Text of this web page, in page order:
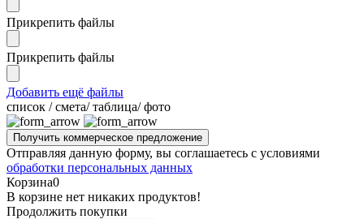
Прикрепить файлы
Прикрепить файлы
Добавить ещё файлы
cписок / смета/ таблица/ фото
Отправляя данную форму, вы соглашаетесь с условиями
обработки персональных данных
Корзина0
В корзине нет никаких продуктов!
Продолжить покупки